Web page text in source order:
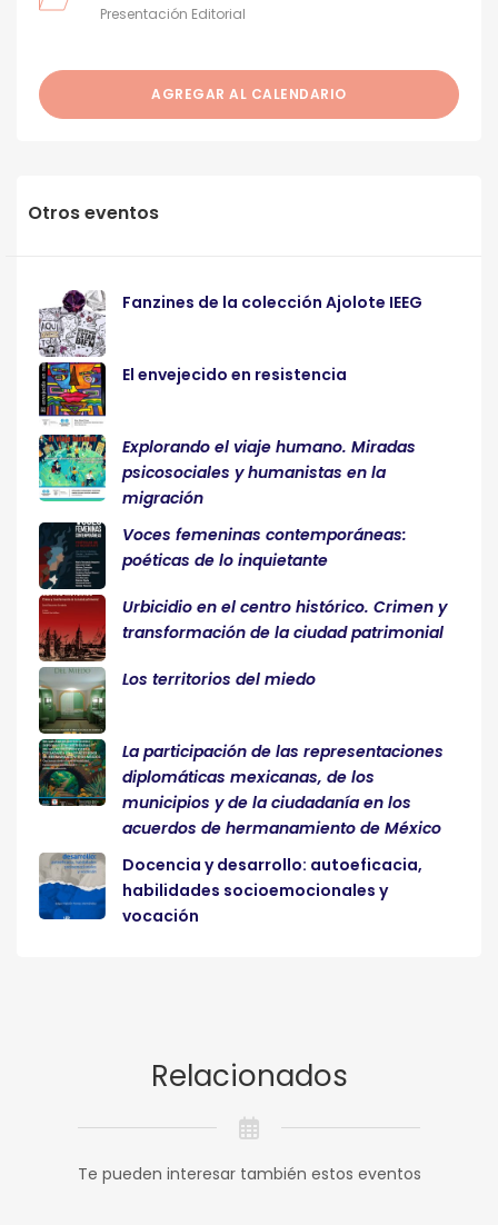
Presentación Editorial
AGREGAR AL CALENDARIO
Otros eventos
Fanzines de la colección Ajolote IEEG
El envejecido en resistencia
Explorando el viaje humano. Miradas
psicosociales y humanistas en la
migración
Voces femeninas contemporáneas:
poéticas de lo inquietante
Urbicidio en el centro histórico. Crimen y
transformación de la ciudad patrimonial
Los territorios del miedo
La participación de las representaciones
diplomáticas mexicanas, de los
municipios y de la ciudadanía en los
acuerdos de hermanamiento de México
Docencia y desarrollo: autoeficacia,
habilidades socioemocionales y
vocación
Relacionados
Te pueden interesar también estos eventos